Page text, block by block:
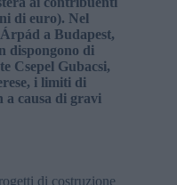
di euro). Nel
a Budapest,
dispongono di
Csepel Gubacsi,
i limiti di
a causa di gravi
di costruzione